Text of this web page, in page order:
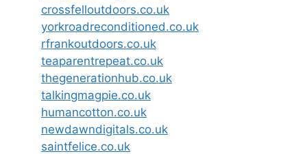
crossfelloutdoors.co.uk
yorkroadreconditioned.co.uk
rfrankoutdoors.co.uk
teaparentrepeat.co.uk
thegenerationhub.co.uk
talkingmagpie.co.uk
humancotton.co.uk
newdawndigitals.co.uk
saintfelice.co.uk